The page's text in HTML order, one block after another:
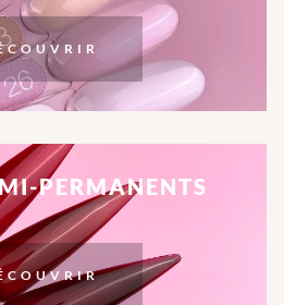
PERMANENTS